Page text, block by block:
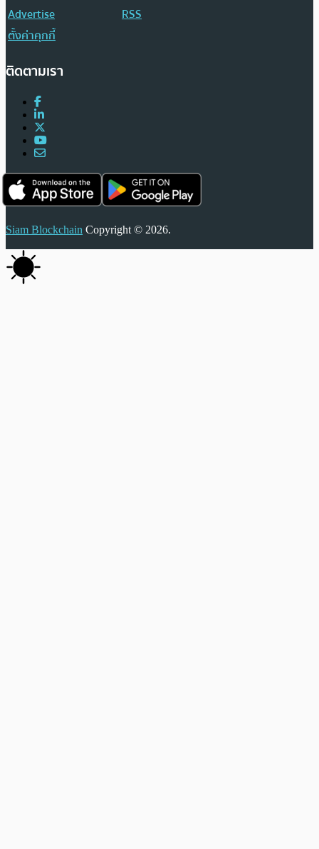
Advertise
RSS
ตั้งค่าคุกกี้
ติดตามเรา
Siam Blockchain Copyright © 2026.